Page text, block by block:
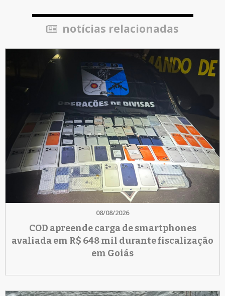
notícias relacionadas
08/08/2026
COD apreende carga de smartphones
avaliada em R$ 648 mil durante fiscalização
em Goiás